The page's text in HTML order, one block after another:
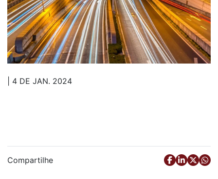
| 4 DE JAN. 2024
Compartilhe